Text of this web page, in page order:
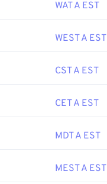
WAT A EST
WEST A EST
CST A EST
CET A EST
MDT A EST
MEST A EST